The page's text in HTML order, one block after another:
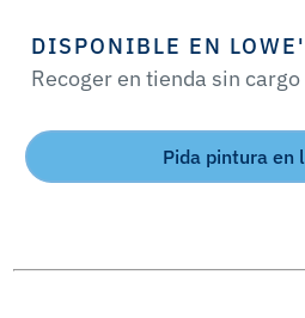
DISPONIBLE EN
Recoger en tienda sin cargo
Pida pintura en